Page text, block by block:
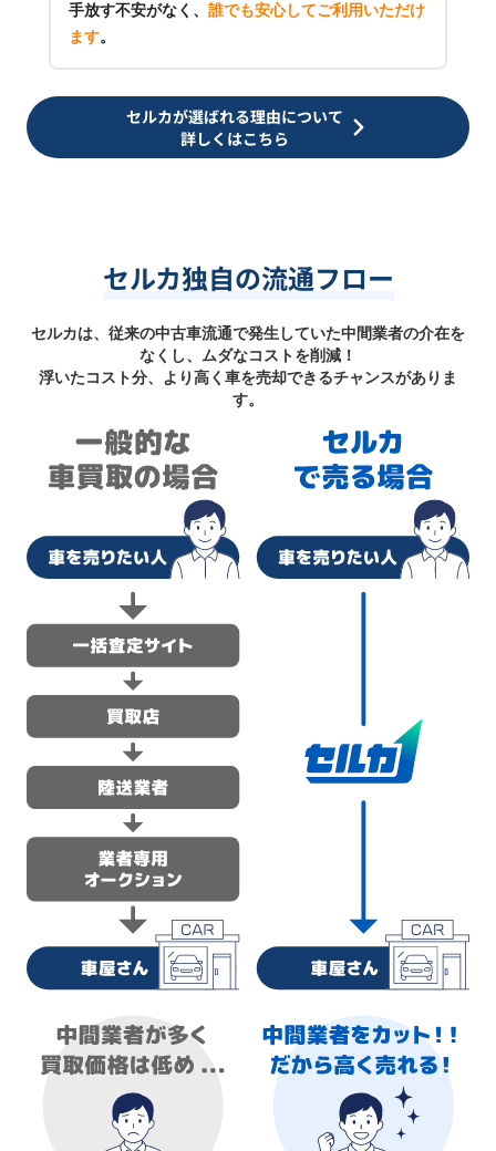
手放す不安がなく、 誰でも安心してご利用いただけ
ます。
セルカが選ばれる理由について
詳しくはこちら
セルカ独自の流通フロー
セルカは、従来の中古車流通で発生していた中間業者の介在を
なくし、ムダなコストを削減！
浮いたコスト分、より高く車を売却できるチャンスがありま
す。